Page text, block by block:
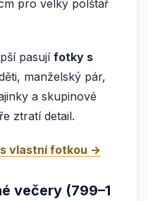
pro velký polštář
pasují fotky s
manželský pár,
a skupinové
ztratí detail.
vlastní fotkou →
večery (799–1